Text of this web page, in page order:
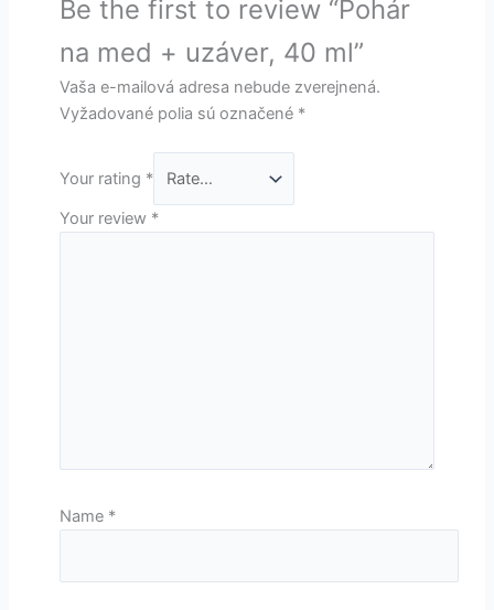
Be the first to review “Pohár
na med + uzáver, 40 ml”
Vaša e-mailová adresa nebude zverejnená.
Vyžadované polia sú označené *
Your rating *
Your review *
Name *